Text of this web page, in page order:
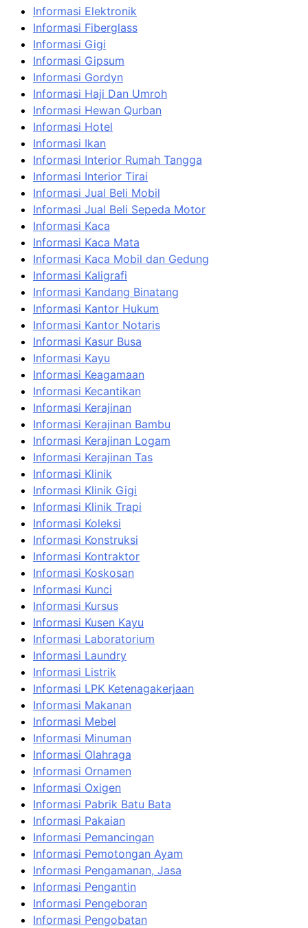
Informasi Elektronik
Informasi Fiberglass
Informasi Gigi
Informasi Gipsum
Informasi Gordyn
Informasi Haji Dan Umroh
Informasi Hewan Qurban
Informasi Hotel
Informasi Ikan
Informasi Interior Rumah Tangga
Informasi Interior Tirai
Informasi Jual Beli Mobil
Informasi Jual Beli Sepeda Motor
Informasi Kaca
Informasi Kaca Mata
Informasi Kaca Mobil dan Gedung
Informasi Kaligrafi
Informasi Kandang Binatang
Informasi Kantor Hukum
Informasi Kantor Notaris
Informasi Kasur Busa
Informasi Kayu
Informasi Keagamaan
Informasi Kecantikan
Informasi Kerajinan
Informasi Kerajinan Bambu
Informasi Kerajinan Logam
Informasi Kerajinan Tas
Informasi Klinik
Informasi Klinik Gigi
Informasi Klinik Trapi
Informasi Koleksi
Informasi Konstruksi
Informasi Kontraktor
Informasi Koskosan
Informasi Kunci
Informasi Kursus
Informasi Kusen Kayu
Informasi Laboratorium
Informasi Laundry
Informasi Listrik
Informasi LPK Ketenagakerjaan
Informasi Makanan
Informasi Mebel
Informasi Minuman
Informasi Olahraga
Informasi Ornamen
Informasi Oxigen
Informasi Pabrik Batu Bata
Informasi Pakaian
Informasi Pemancingan
Informasi Pemotongan Ayam
Informasi Pengamanan, Jasa
Informasi Pengantin
Informasi Pengeboran
Informasi Pengobatan